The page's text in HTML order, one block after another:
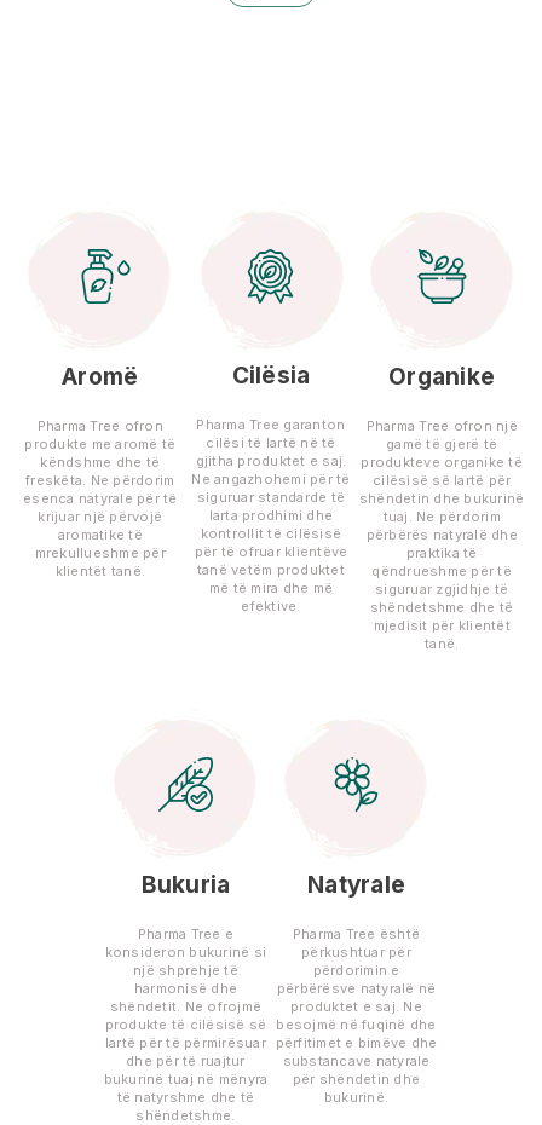
Aromë
Pharma Tree ofron
produkte me aromë të
këndshme dhe të
freskëta. Ne përdorim
esenca natyrale për të
krijuar një përvojë
aromatike të
mrekullueshme për
klientët tanë.
Cilësia
Pharma Tree garanton
cilësi të lartë në të
gjitha produktet e saj.
Ne angazhohemi për të
siguruar standarde të
larta prodhimi dhe
kontrollit të cilësisë
për të ofruar klientëve
tanë vetëm produktet
më të mira dhe më
efektive.
Organike
Pharma Tree ofron një
gamë të gjerë të
produkteve organike të
cilësisë së lartë për
shëndetin dhe bukurinë
tuaj. Ne përdorim
përbërës natyralë dhe
praktika të
qëndrueshme për të
siguruar zgjidhje të
shëndetshme dhe të
mjedisit për klientët
tanë.
Bukuria
Pharma Tree e
konsideron bukurinë si
një shprehje të
harmonisë dhe
shëndetit. Ne ofrojmë
produkte të cilësisë së
lartë për të përmirësuar
dhe për të ruajtur
bukurinë tuaj në mënyra
të natyrshme dhe të
shëndetshme.
Natyrale
Pharma Tree është
përkushtuar për
përdorimin e
përbërësve natyralë në
produktet e saj. Ne
besojmë në fuqinë dhe
përfitimet e bimëve dhe
substancave natyrale
për shëndetin dhe
bukurinë.